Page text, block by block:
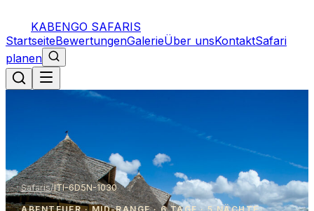
KABENGO SAFARIS
StartseiteBewertungenGalerieÜber unsKontaktSafari
planen
Safaris/ITI-6D5N-1030